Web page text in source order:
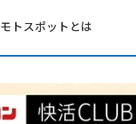
モトスポットとは